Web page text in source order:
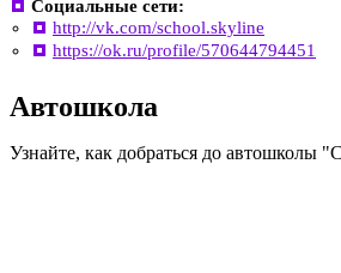
Социальные сети:
http://vk.com/school.skyline
https://ok.ru/profile/570644794451
Автошкола
Узнайте, как добраться до автошколы